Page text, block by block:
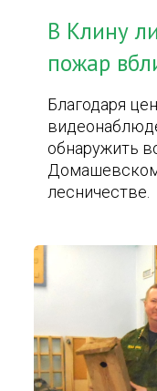
В Клину
пожар
Благодаря
обнаружить
лесничестве.